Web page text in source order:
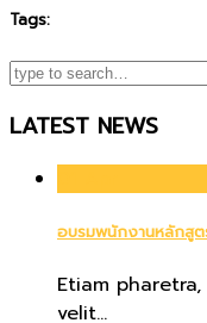
Tags:
LATEST NEWS
อบรมพนักงานหลักสู
Etiam
velit...